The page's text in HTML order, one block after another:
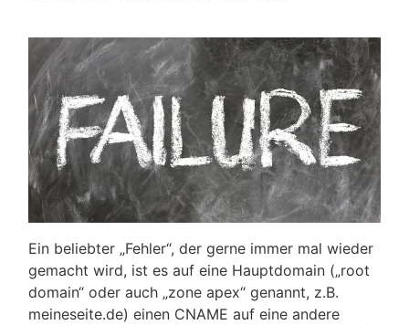
Ein beliebter „Fehler“, der gerne immer mal wieder
gemacht wird, ist es auf eine Hauptdomain („root
domain“ oder auch „zone apex“ genannt, z.B.
meineseite.de) einen CNAME auf eine andere